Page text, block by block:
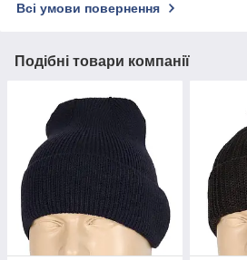
Всі умови повернення
Подібні товари компанії